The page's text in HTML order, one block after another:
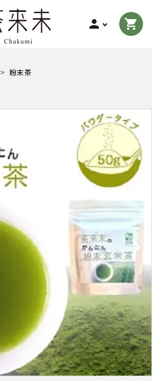
person shopping_cart
search
新規会員登録
粉末茶